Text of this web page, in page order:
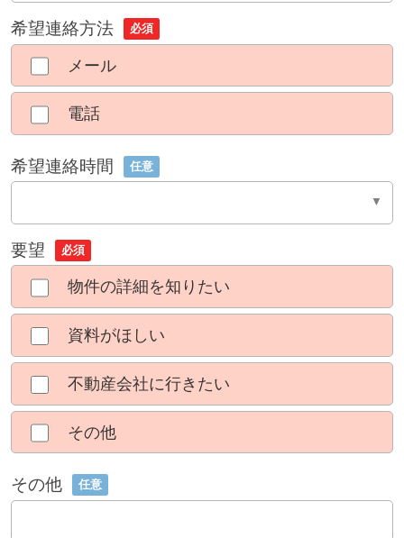
希望連絡方法 必須
メール
電話
希望連絡時間 任意
要望 必須
物件の詳細を知りたい
資料がほしい
不動産会社に行きたい
その他
その他 任意